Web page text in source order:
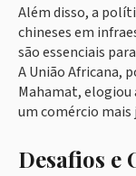
Além disso, a
chineses em
são essenciais
A União Africana,
Mahamat, elogiou
um comércio mais
Desafios e